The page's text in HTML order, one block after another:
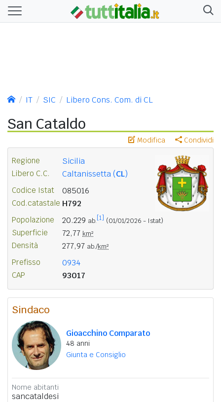
IT SIC Libero Cons. Com. di CL
San Cataldo
Modifica Condividi
Regione Sicilia
Libero C.C. Caltanissetta (CL)
Codice Istat 085016
Cod.catastale H792
Popolazione 20.229 ab. [1] (01/01/2026 - Istat)
Superficie 72,77 km²
Densità 277,97 ab./km²
Prefisso 0934
CAP 93017
Sindaco
Gioacchino Comparato
48 anni
Giunta e Consiglio
Nome abitanti
sancataldesi